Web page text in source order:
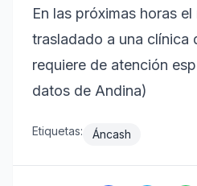
En las próximas horas el
trasladado a una clínica
requiere de atención
datos de Andina)
Etiquetas: Áncash